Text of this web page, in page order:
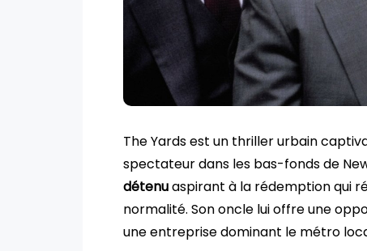
The Yards est un thriller urbain
spectateur dans les bas-fonds de
détenuaspirant à la rédemption qui
normalité. Son oncle lui offre une
une entreprise dominant le métro